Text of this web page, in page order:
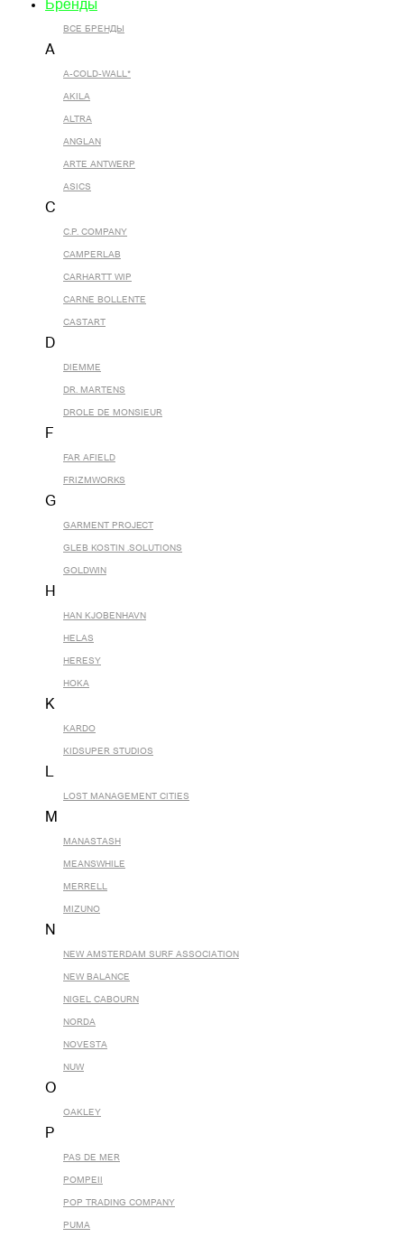
Бренды
ВСЕ БРЕНДЫ
A
A-COLD-WALL*
AKILA
ALTRA
ANGLAN
ARTE ANTWERP
ASICS
C
C.P. COMPANY
CAMPERLAB
CARHARTT WIP
CARNE BOLLENTE
CASTART
D
DIEMME
DR. MARTENS
DROLE DE MONSIEUR
F
FAR AFIELD
FRIZMWORKS
G
GARMENT PROJECT
GLEB KOSTIN .SOLUTIONS
GOLDWIN
H
HAN KJOBENHAVN
HELAS
HERESY
HOKA
K
KARDO
KIDSUPER STUDIOS
L
LOST MANAGEMENT CITIES
M
MANASTASH
MEANSWHILE
MERRELL
MIZUNO
N
NEW AMSTERDAM SURF ASSOCIATION
NEW BALANCE
NIGEL CABOURN
NORDA
NOVESTA
NUW
O
OAKLEY
P
PAS DE MER
POMPEII
POP TRADING COMPANY
PUMA